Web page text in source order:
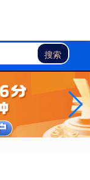
搜索